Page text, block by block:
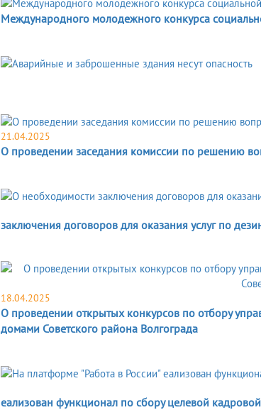
Международного молодежного конкурса
21.04.2025
О проведении заседания комиссии по решению
заключения договоров для оказания услуг по
18.04.2025
О проведении открытых конкурсов по отбору
домами Советского района Волгограда
еализован функционал по сбору целевой